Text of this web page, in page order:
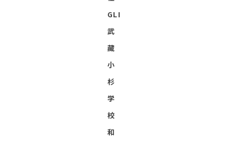
GLI
武
藏
小
杉
学
校
和